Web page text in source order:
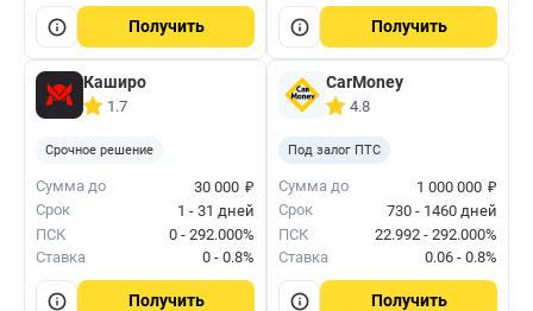
Получить Получить
Каширо
1.7
Срочное решение
Сумма до 30 000 ₽
Срок
1 - 31 дней
ПСК
0 - 292.000%
Ставка
0 - 0.8%
Получить
CarMoney
4.8
Под залог ПТС
Сумма до 1 000 000 ₽
Срок
730 - 1460 дней
ПСК
22.992 - 292.000%
Ставка
0.06 - 0.8%
Получить